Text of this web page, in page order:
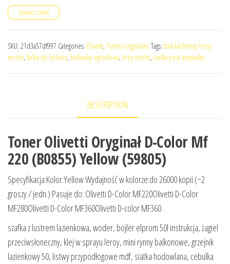
Zobacz cenę
SKU: 21d3a57df997 Categories: Olivetti, Tonery oryginalne Tags: blat kuchenny leroy
merlin, farba do betonu, huśtawka ogrodowa, liroy merlin, szafka pod umywalkę
DESCRIPTION
Toner Olivetti Oryginał D-Color Mf
220 (B0855) Yellow (59805)
Specyfikacja:Kolor:Yellow Wydajność w kolorze:do 26000 kopii (~2
groszy / jedn.) Pasuje do: Olivetti D-Color MF220Olivetti D-Color
MF280Olivetti D-Color MF360Olivetti D-color MF360
szafka z lustrem lazienkowa, woder, bojler elprom 50l instrukcja, żagiel
przeciwsłoneczny, klej w sprayu leroy, mini rynny balkonowe, grzejnik
lazienkowy 50, listwy przypodłogowe mdf, siatka hodowlana, cebulka